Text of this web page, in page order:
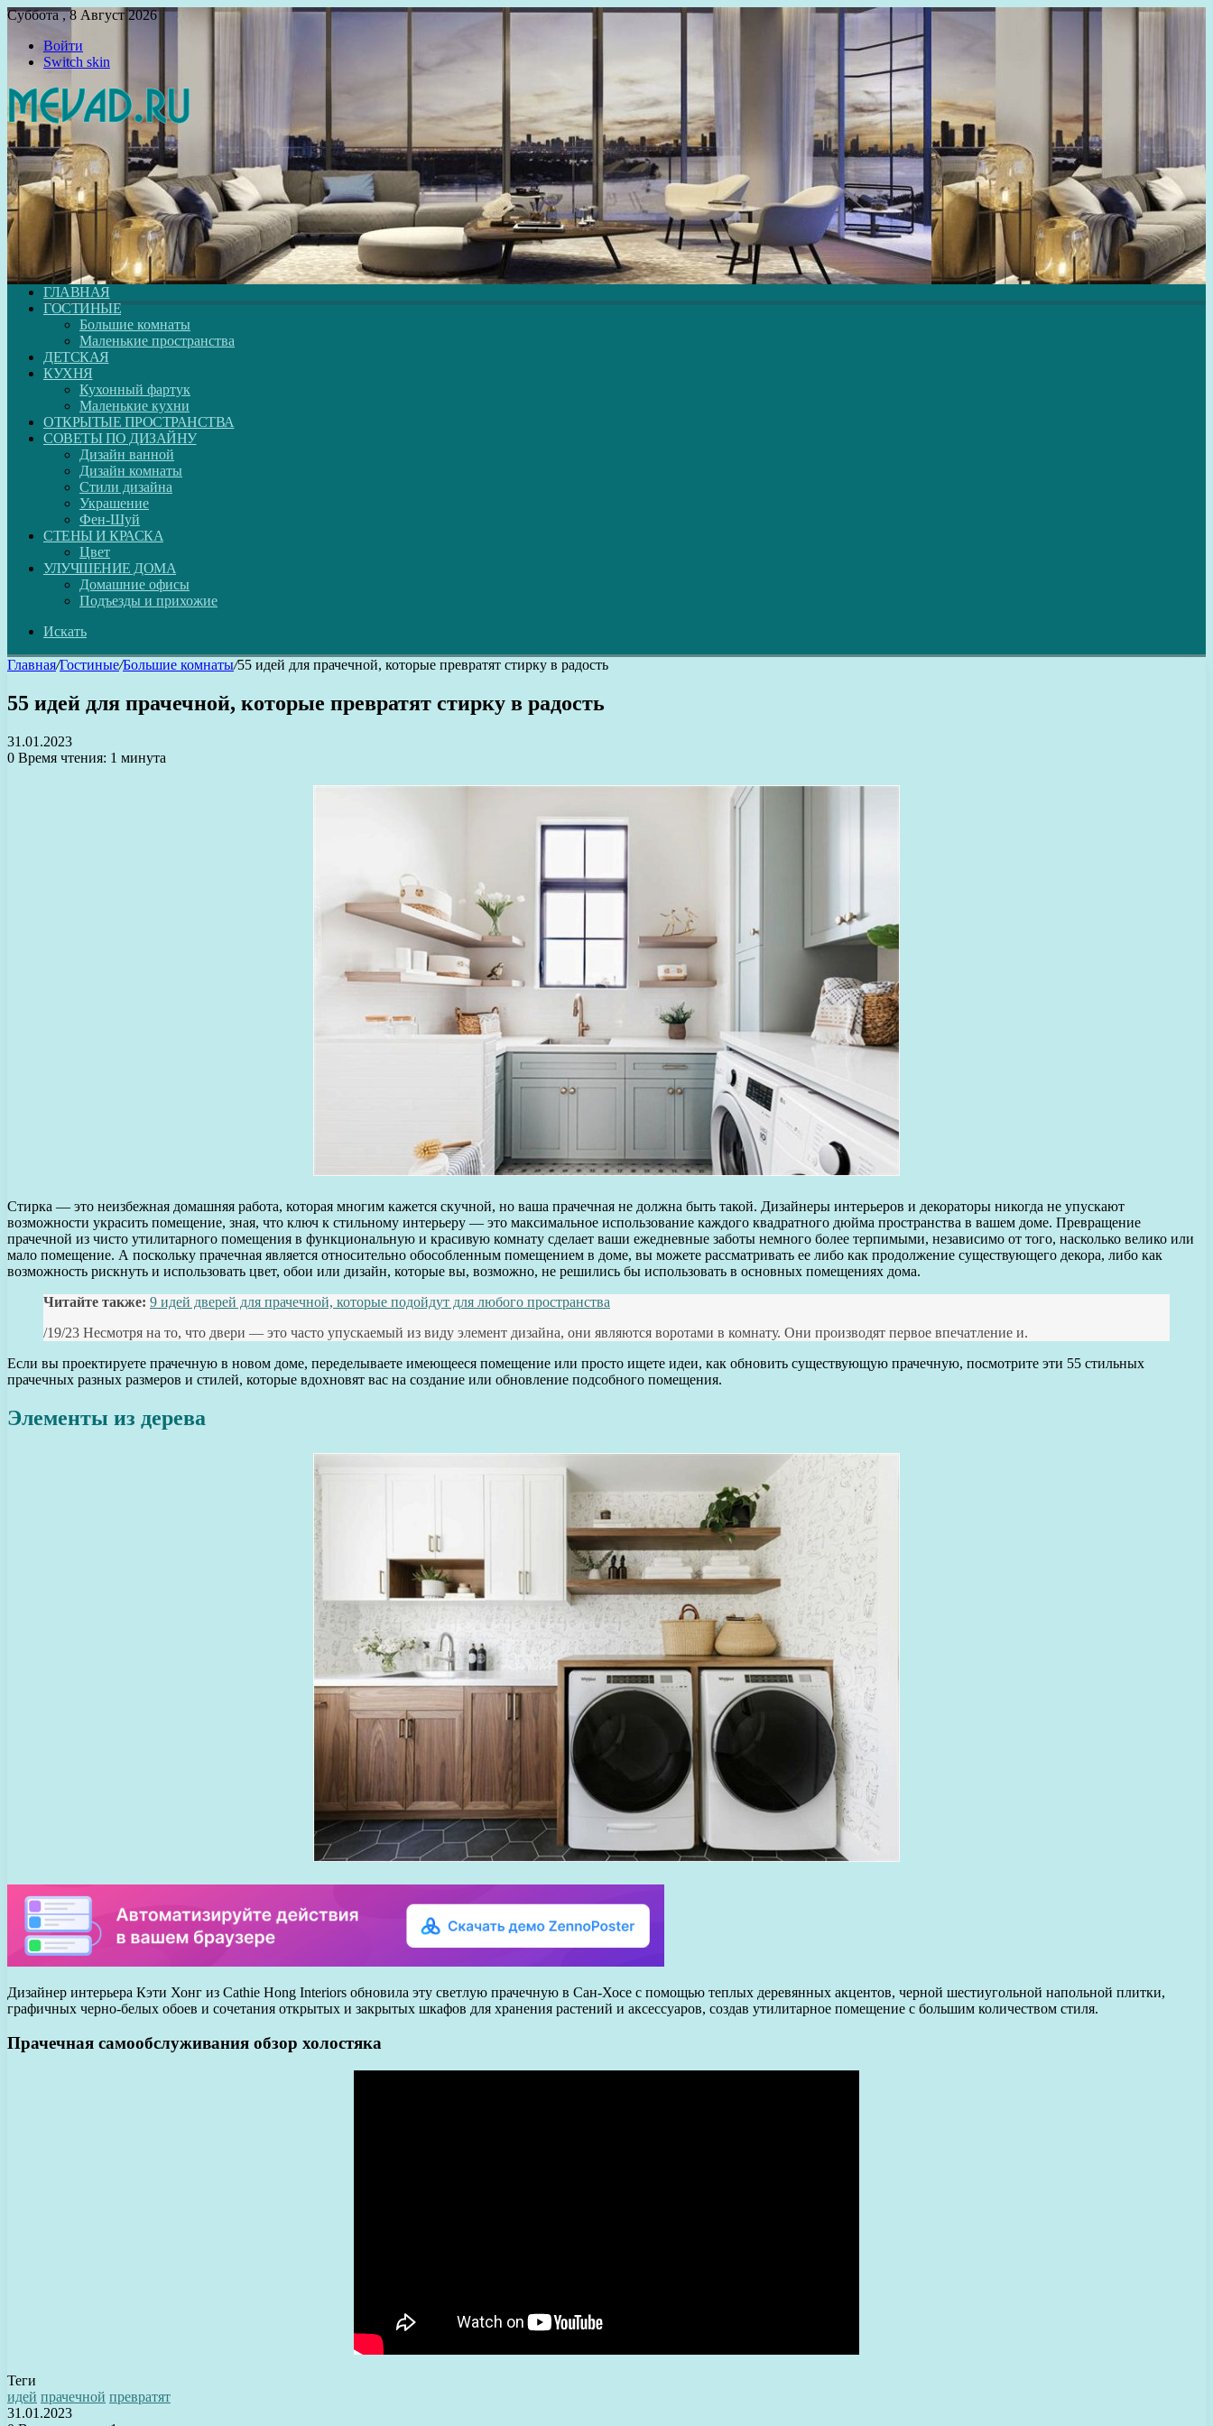
Суббота , 8 Август 2026
Войти
Switch skin
ГЛАВНАЯ
ГОСТИНЫЕ
Большие комнаты
Маленькие пространства
ДЕТСКАЯ
КУХНЯ
Кухонный фартук
Маленькие кухни
ОТКРЫТЫЕ ПРОСТРАНСТВА
СОВЕТЫ ПО ДИЗАЙНУ
Дизайн ванной
Дизайн комнаты
Стили дизайна
Украшение
Фен-Шуй
СТЕНЫ И КРАСКА
Цвет
УЛУЧШЕНИЕ ДОМА
Домашние офисы
Подъезды и прихожие
Искать
Главная/Гостиные/Большие комнаты/55 идей для прачечной, которые превратят стирку в радость
55 идей для прачечной, которые превратят стирку в радость
31.01.2023
0 Время чтения: 1 минута
Стирка — это неизбежная домашняя работа, которая многим кажется скучной, но ваша прачечная не должна быть такой. Дизайнеры интерьеров и декораторы никогда не упускают
возможности украсить помещение, зная, что ключ к стильному интерьеру — это максимальное использование каждого квадратного дюйма пространства в вашем доме. Превращение
прачечной из чисто утилитарного помещения в функциональную и красивую комнату сделает ваши ежедневные заботы немного более терпимыми, независимо от того, насколько велико или
мало помещение. А поскольку прачечная является относительно обособленным помещением в доме, вы можете рассматривать ее либо как продолжение существующего декора, либо как
возможность рискнуть и использовать цвет, обои или дизайн, которые вы, возможно, не решились бы использовать в основных помещениях дома.
Читайте также: 9 идей дверей для прачечной, которые подойдут для любого пространства
/19/23 Несмотря на то, что двери — это часто упускаемый из виду элемент дизайна, они являются воротами в комнату. Они производят первое впечатление и.
Если вы проектируете прачечную в новом доме, переделываете имеющееся помещение или просто ищете идеи, как обновить существующую прачечную, посмотрите эти 55 стильных
прачечных разных размеров и стилей, которые вдохновят вас на создание или обновление подсобного помещения.
Элементы из дерева
Дизайнер интерьера Кэти Хонг из Cathie Hong Interiors обновила эту светлую прачечную в Сан-Хосе с помощью теплых деревянных акцентов, черной шестиугольной напольной плитки,
графичных черно-белых обоев и сочетания открытых и закрытых шкафов для хранения растений и аксессуаров, создав утилитарное помещение с большим количеством стиля.
Прачечная самообслуживания обзор холостяка
Теги
идей прачечной превратят
31.01.2023